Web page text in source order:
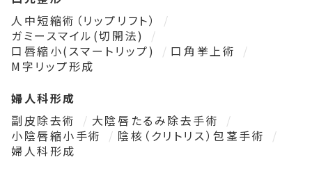
人中短縮術（リップリフト）
ガミースマイル(切開法)
口唇縮小(スマートリップ)
口角挙上術
M字リップ形成
婦人科形成
副皮除去術
大陰唇たるみ除去手術
小陰唇縮小手術
陰核（クリトリス）包茎手術
婦人科形成